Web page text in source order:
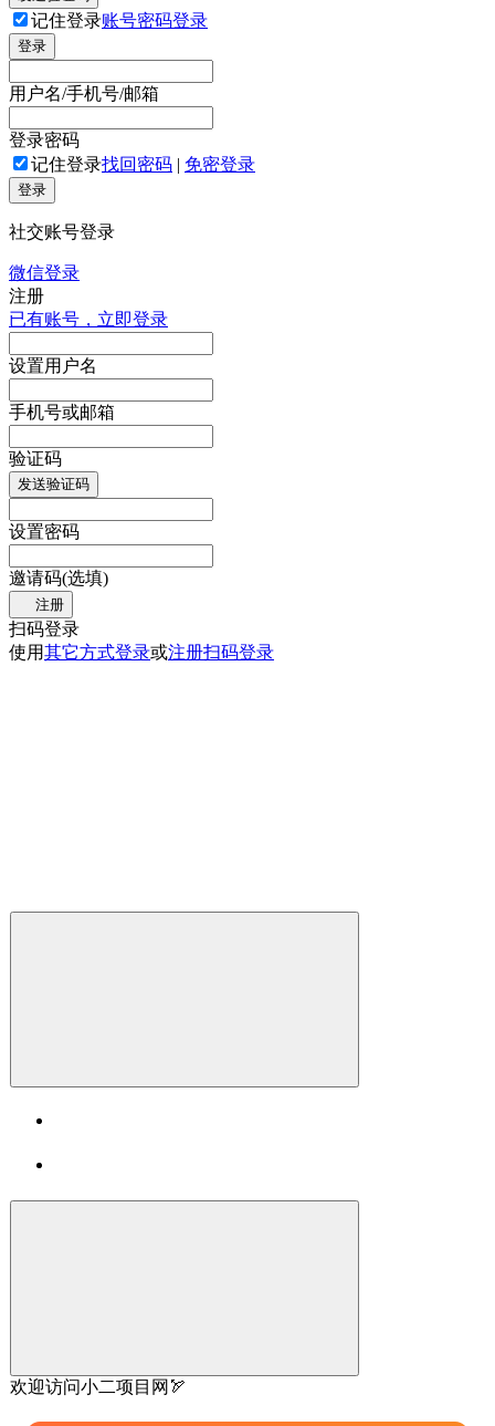
记住登录账号密码登录
登录
用户名/手机号/邮箱
登录密码
记住登录找回密码 | 免密登录
登录
社交账号登录
微信登录
注册
已有账号，立即登录
设置用户名
手机号或邮箱
验证码
发送验证码
设置密码
邀请码(选填)
注册
扫码登录
使用其它方式登录或注册扫码登录
欢迎访问小二项目网🏹